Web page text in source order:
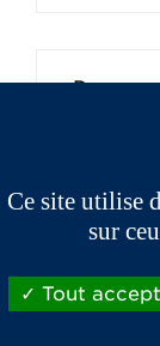
Pour
le
A-t-on
pour
Ce site utilise
sur
Tout